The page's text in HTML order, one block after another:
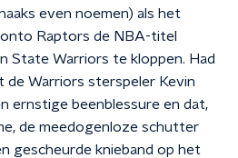
even noemen) als het
Raptors de NBA-titel
State Warriors te kloppen. Had
de Warriors sterspeler Kevin
ernstige beenblessure en dat,
de meedogenloze schutter
gescheurde knieband op het